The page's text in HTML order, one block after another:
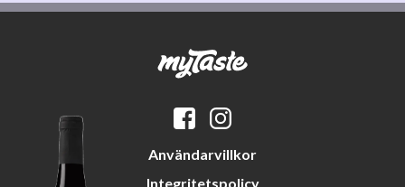
Användarvillkor
Integritetspolicy